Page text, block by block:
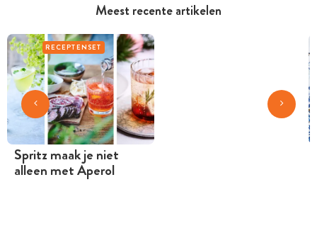
Meest recente artikelen
RECEPTENSET
Spritz maak je niet
alleen met Aperol